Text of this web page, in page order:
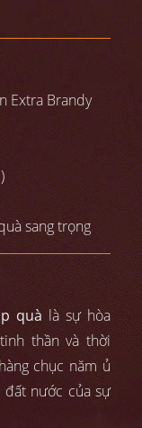
Extra Brandy
sang trọng
quà là sự hòa
thần và thời
chục năm ủ
đất nước của sự